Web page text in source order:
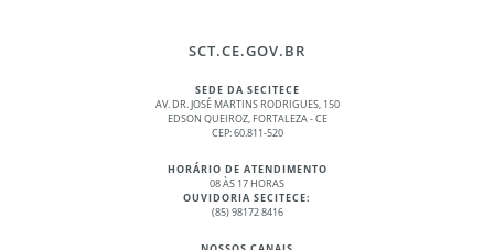
SCT.CE.GOV.BR
SEDE DA SECITECE
AV. DR. JOSÉ MARTINS RODRIGUES, 150
EDSON QUEIROZ, FORTALEZA - CE
CEP: 60.811-520
HORÁRIO DE ATENDIMENTO
08 ÀS 17 HORAS
OUVIDORIA SECITECE:
(85) 98172 8416